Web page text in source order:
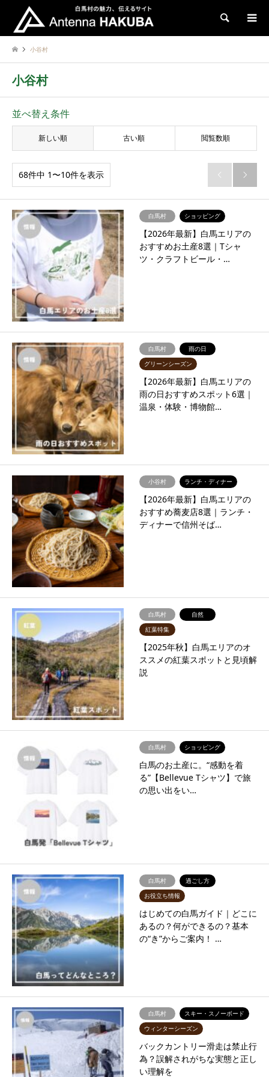
検索
小谷村
小谷村
並べ替え条件
新しい順 古い順 閲覧数順
68件中 1〜10件を表示  
白馬村 ショッピング
【2026年最新】白馬エリアの
おすすめお土産8選｜Tシャ
ツ・クラフトビール・…
白馬村
雨の日
グリーンシーズン
【2026年最新】白馬エリアの
雨の日おすすめスポット6選｜
温泉・体験・博物館…
小谷村 ランチ・ディナー
【2026年最新】白馬エリアの
おすすめ蕎麦店8選｜ランチ・
ディナーで信州そば…
白馬村
自然
紅葉特集
【2025年秋】白馬エリアのオ
ススメの紅葉スポットと見頃解
説
白馬村 ショッピング
白馬のお土産に。“感動を着
る”【Bellevue Tシャツ】で旅
の思い出をい…
白馬村
過ごし方
お役立ち情報
はじめての白馬ガイド｜どこに
あるの？何ができるの？基本
の“き”からご案内！ …
白馬村
スキー・スノーボード
ウィンターシーズン
バックカントリー滑走は禁止行
為？誤解されがちな実態と正し
い理解を